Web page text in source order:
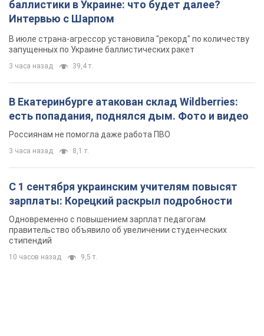
Россиянам не помогла даже работа ПВО
3 часа назад
С 1 сентября украинским учителям повысят
зарплаты: Корецкий раскрыл подробности
Одновременно с повышением зарплат педагогам
правительство объявило об увеличении студенческих
10 часов назад 9,5 т.